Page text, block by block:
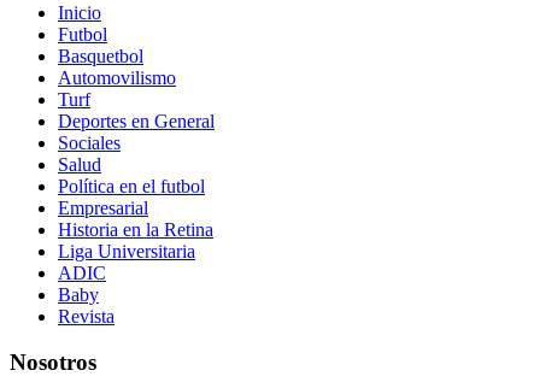
Inicio
Futbol
Basquetbol
Automovilismo
Turf
Deportes en General
Sociales
Salud
Política en el futbol
Empresarial
Historia en la Retina
Liga Universitaria
ADIC
Baby
Revista
Nosotros